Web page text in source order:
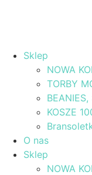
Sklep
NOWA
TORBY
BEANIES,
KOSZE
O nas
Sklep
NOWA